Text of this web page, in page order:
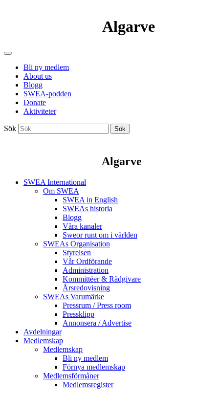
Algarve
Bli ny medlem
About us
Blogg
SWEA-podden
Donate
Aktiviteter
Sök Sök
Algarve
SWEA International
Om SWEA
SWEA in English
SWEAs historia
Blogg
Våra kanaler
Sweor runt om i världen
SWEAs Organisation
Styrelsen
Vår Ordförande
Administration
Kommittéer & Rådgivare
Årsredovisning
SWEAs Varumärke
Pressrum / Press room
Pressklipp
Annonsera / Advertise
Avdelningar
Medlemskap
Medlemskap
Bli ny medlem
Förnya medlemskap
Medlemsförmåner
Medlemsregister